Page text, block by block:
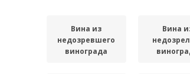
Вина из
недозревшего
винограда
Вина